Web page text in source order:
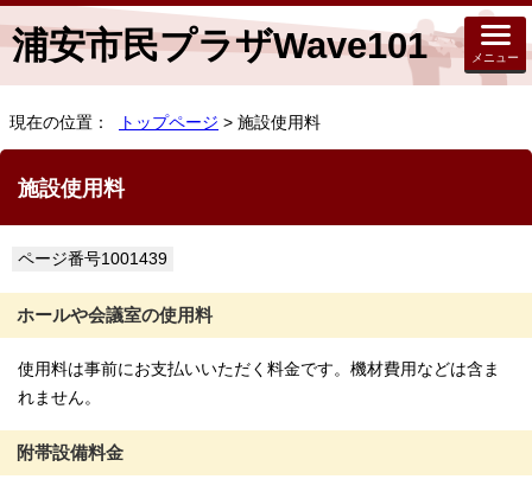
浦安市民プラザWave101 メニュー
現在の位置： トップページ > 施設使用料
施設使用料
ページ番号1001439
ホールや会議室の使用料
使用料は事前にお支払いいただく料金です。機材費用などは含ま
れません。
附帯設備料金